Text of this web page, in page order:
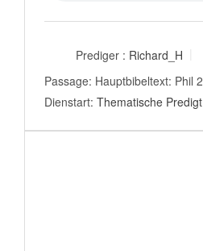
Prediger : Richard_H
Passage: Hauptbibeltext: Phil 2
Dienstart: Thematische Predigt